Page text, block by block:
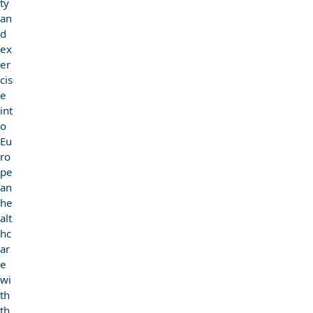
an
d
ex
er
cis
e
int
o
Eu
ro
pe
an
he
alt
hc
ar
e
wi
th
th